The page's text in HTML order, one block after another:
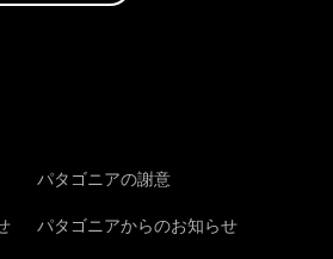
パタゴニアの謝意
パタゴニアからのお知らせ